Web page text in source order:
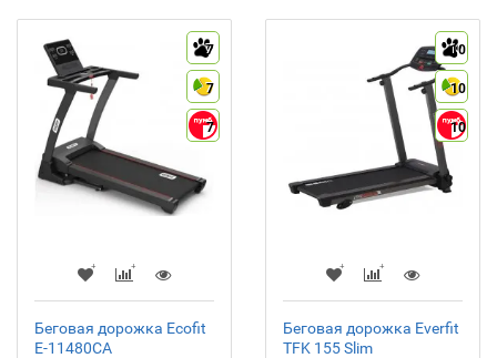
7
7
7
Беговая дорожка Ecofit
E-11480CA
10
10
10
Беговая дорожка Everfit
TFK 155 Slim